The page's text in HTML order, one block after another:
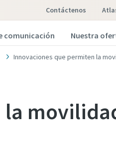
Contáctenos
comunicación Nuestra
Innovaciones que permiten la
la